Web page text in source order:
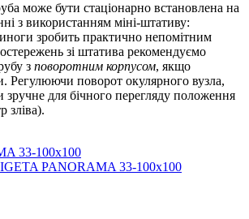
може бути стаціонарно встановлена на
з використанням міні-штативу:
зробить практично непомітним
зі штатива рекомендуємо
з поворотним корпусом, якщо
Регулюючи поворот окулярного вузла,
для бічного перегляду положення
зліва).
33-100x100